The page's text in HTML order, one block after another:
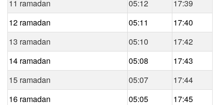
11 ramadan 05:12
17:39
12 ramadan
05:11
17:40
13 ramadan
05:10
17:42
14 ramadan
05:08
17:43
15 ramadan
05:07
17:44
16 ramadan
05:05
17:45